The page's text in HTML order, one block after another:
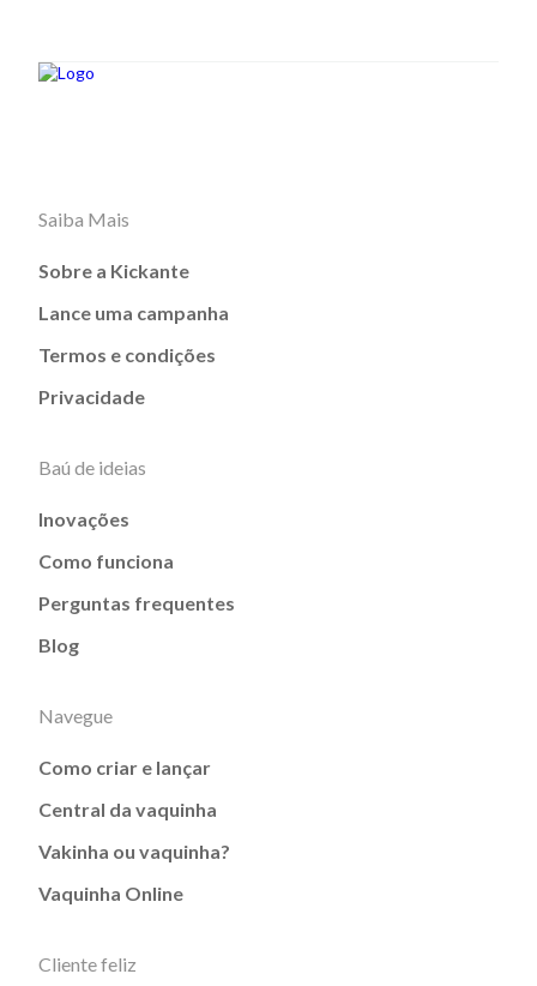
Saiba Mais
Sobre a Kickante
Lance uma campanha
Termos e condições
Privacidade
Baú de ideias
Inovações
Como funciona
Perguntas frequentes
Blog
Navegue
Como criar e lançar
Central da vaquinha
Vakinha ou vaquinha?
Vaquinha Online
Cliente feliz